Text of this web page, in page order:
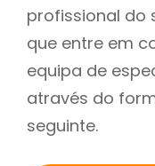
profissional do
que entre em
equipa de
através do
seguinte.